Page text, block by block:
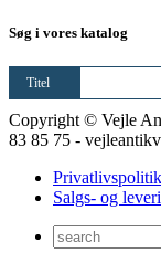
Søg i vores katalog
Titel
Copyright © Vejle
83 85 75 -
Privatlivspolitik
Salgs- og